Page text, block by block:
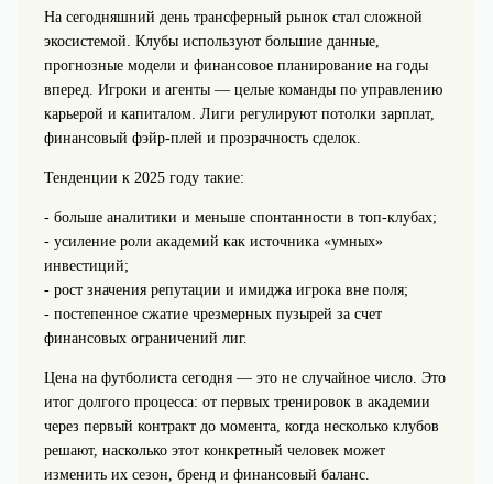
На сегодняшний день трансферный рынок стал сложной
экосистемой. Клубы используют большие данные,
прогнозные модели и финансовое планирование на годы
вперед. Игроки и агенты — целые команды по управлению
карьерой и капиталом. Лиги регулируют потолки зарплат,
финансовый фэйр‑плей и прозрачность сделок.
Тенденции к 2025 году такие:
- больше аналитики и меньше спонтанности в топ‑клубах;
- усиление роли академий как источника «умных»
инвестиций;
- рост значения репутации и имиджа игрока вне поля;
- постепенное сжатие чрезмерных пузырей за счет
финансовых ограничений лиг.
Цена на футболиста сегодня — это не случайное число. Это
итог долгого процесса: от первых тренировок в академии
через первый контракт до момента, когда несколько клубов
решают, насколько этот конкретный человек может
изменить их сезон, бренд и финансовый баланс.